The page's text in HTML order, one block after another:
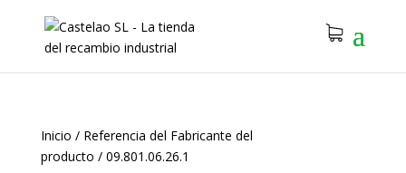
Inicio / Referencia del Fabricante del
producto / 09.801.06.26.1